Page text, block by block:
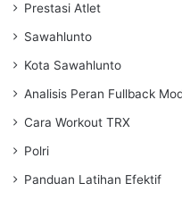
Prestasi Atlet
Sawahlunto
Kota Sawahlunto
Analisis Peran Fullback
Cara Workout TRX
Polri
Panduan Latihan Efektif